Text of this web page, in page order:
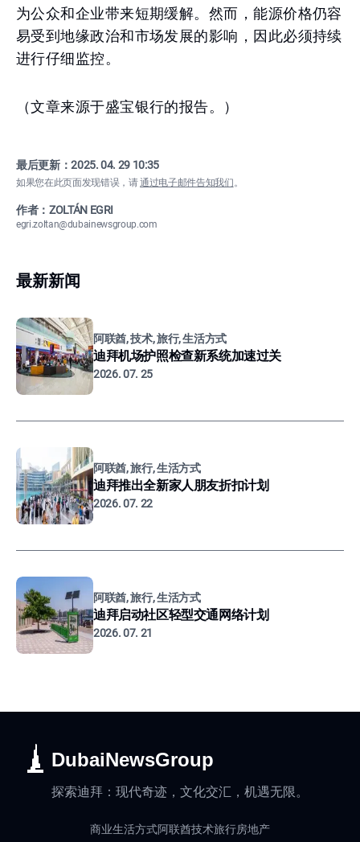
为公众和企业带来短期缓解。然而，能源价格仍容
易受到地缘政治和市场发展的影响，因此必须持续
进行仔细监控。
（文章来源于盛宝银行的报告。）
最后更新：2025. 04. 29 10:35
如果您在此页面发现错误，请通过电子邮件告知我们。
作者：ZOLTÁN EGRI
egri.zoltan@dubainewsgroup.com
最新新闻
阿联酋, 技术, 旅行, 生活方式
迪拜机场护照检查新系统加速过关
2026. 07. 25
阿联酋, 旅行, 生活方式
迪拜推出全新家人朋友折扣计划
2026. 07. 22
阿联酋, 旅行, 生活方式
迪拜启动社区轻型交通网络计划
2026. 07. 21
DubaiNewsGroup
探索迪拜：现代奇迹，文化交汇，机遇无限。
商业生活方式阿联酋技术旅行房地产